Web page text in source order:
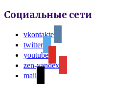
Социальные сети
vkontakte
twitter
youtube
zen-yandex
mail